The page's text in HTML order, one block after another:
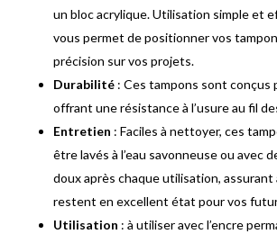
un bloc acrylique. Utilisation simple et
vous permet de positionner vos
précision sur vos projets.
Durabilité: Ces tampons sont conçus
offrant une résistance à l’usure au fil
Entretien : Faciles à nettoyer, ces
être lavés à l’eau savonneuse ou avec
doux après chaque utilisation, assurant
restent en excellent état pour vos
Utilisation : à utiliser avec l’encre